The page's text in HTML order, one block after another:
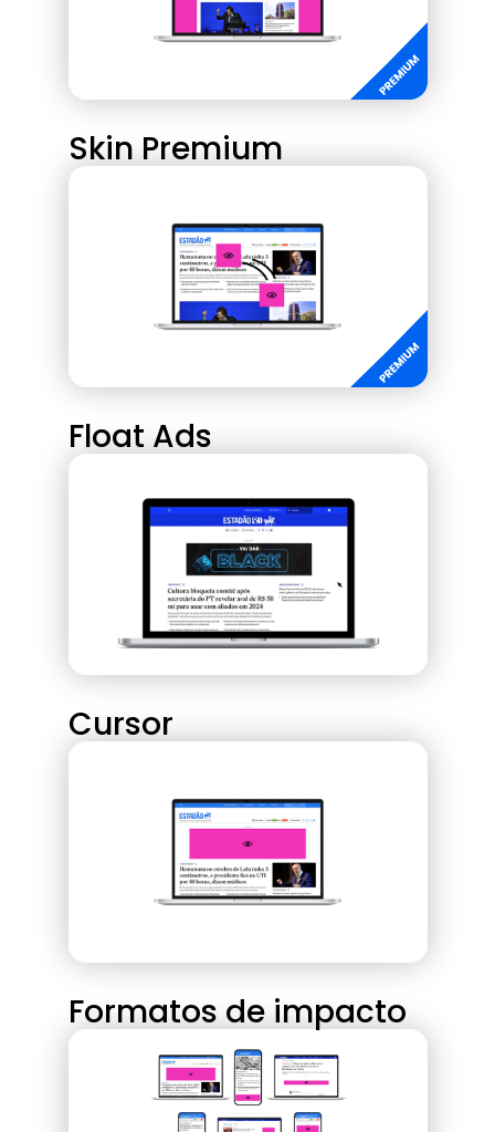
Skin Premium
Float Ads
Cursor
Formatos de impacto